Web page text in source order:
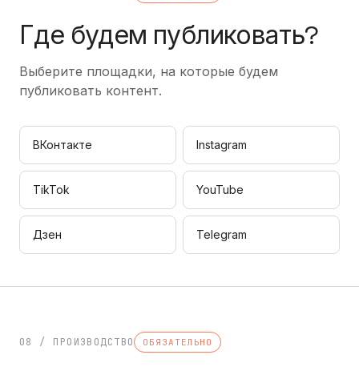
Где будем публиковать?
Выберите площадки, на которые будем
публиковать контент.
ВКонтакте Instagram
TikTok YouTube
Дзен Telegram
08 / ПРОИЗВОДСТВО ОБЯЗАТЕЛЬНО